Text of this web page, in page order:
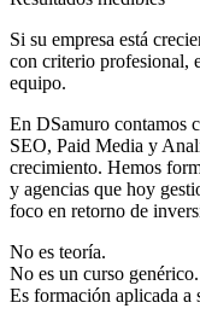
Si su empresa está
con criterio profesional,
equipo.
En DSamuro contamos
SEO, Paid Media y
crecimiento. Hemos
y agencias que hoy
foco en retorno de
No es teoría.
No es un curso genérico.
Es formación aplicada a